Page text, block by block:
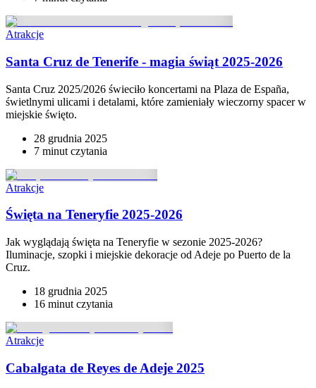
Atrakcje
Santa Cruz de Tenerife - magia świąt 2025-2026
Santa Cruz 2025/2026 świeciło koncertami na Plaza de España,
świetlnymi ulicami i detalami, które zamieniały wieczorny spacer w
miejskie święto.
28 grudnia 2025
7 minut czytania
Atrakcje
Święta na Teneryfie 2025-2026
Jak wyglądają święta na Teneryfie w sezonie 2025-2026?
Iluminacje, szopki i miejskie dekoracje od Adeje po Puerto de la
Cruz.
18 grudnia 2025
16 minut czytania
Atrakcje
Cabalgata de Reyes de Adeje 2025